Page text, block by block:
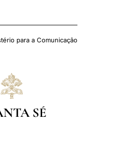
para a Comunicação
SÉ